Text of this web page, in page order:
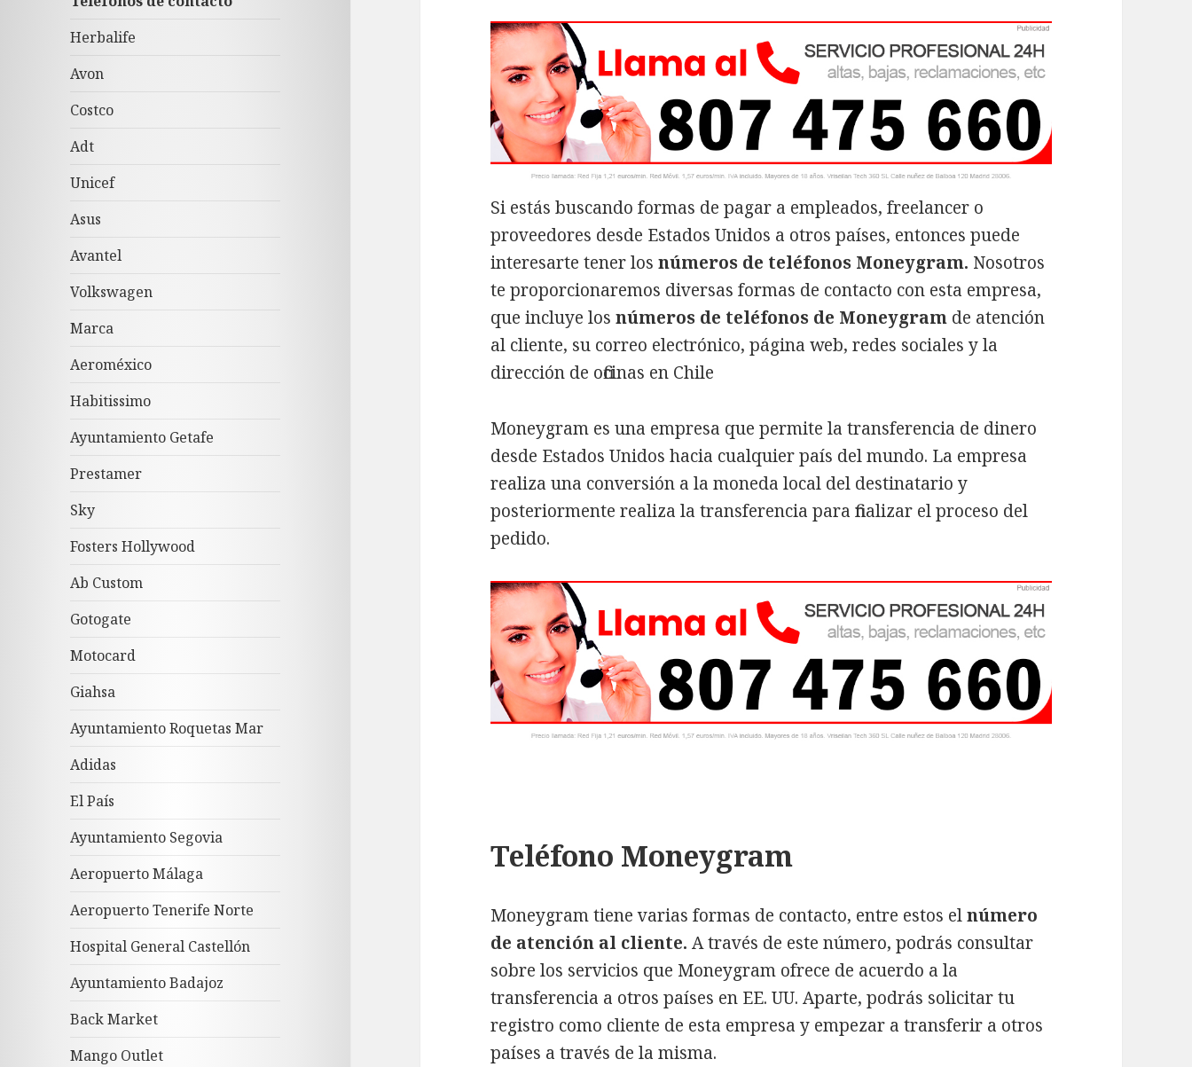
Herbalife
Avon
Costco
Adt
Unicef
Asus
Avantel
Volkswagen
Marca
Aeroméxico
Habitissimo
Ayuntamiento Getafe
Prestamer
Sky
Fosters Hollywood
Ab Custom
Gotogate
Motocard
Giahsa
Ayuntamiento Roquetas Mar
Adidas
El País
Ayuntamiento Segovia
Aeropuerto Málaga
Aeropuerto Tenerife Norte
Hospital General Castellón
Ayuntamiento Badajoz
Back Market
Mango Outlet
Si estás buscando formas de pagar a empleados, freelancer o
proveedores desde Estados Unidos a otros países, entonces puede
interesarte tener losnúmeros de teléfonos Moneygram. Nosotros
te proporcionaremos diversas formas de contacto con esta empresa,
que incluye losnúmeros de teléfonos de Moneygram de atención
al cliente, su correo electrónico, página web, redes sociales y la
dirección de oficinas en Chile
Moneygram es una empresa que permite la transferencia de dinero
desde Estados Unidos hacia cualquier país del mundo. La empresa
realiza una conversión a la moneda local del destinatario y
posteriormente realiza la transferencia para finalizar el proceso del
pedido.
Teléfono Moneygram
Moneygram tiene varias formas de contacto, entre estos elnúmero
de atención al cliente.A través de este número, podrás consultar
sobre los servicios que Moneygram ofrece de acuerdo a la
transferencia a otros países en EE. UU. Aparte, podrás solicitar tu
registro como cliente de esta empresa y empezar a transferir a otros
países a través de la misma.